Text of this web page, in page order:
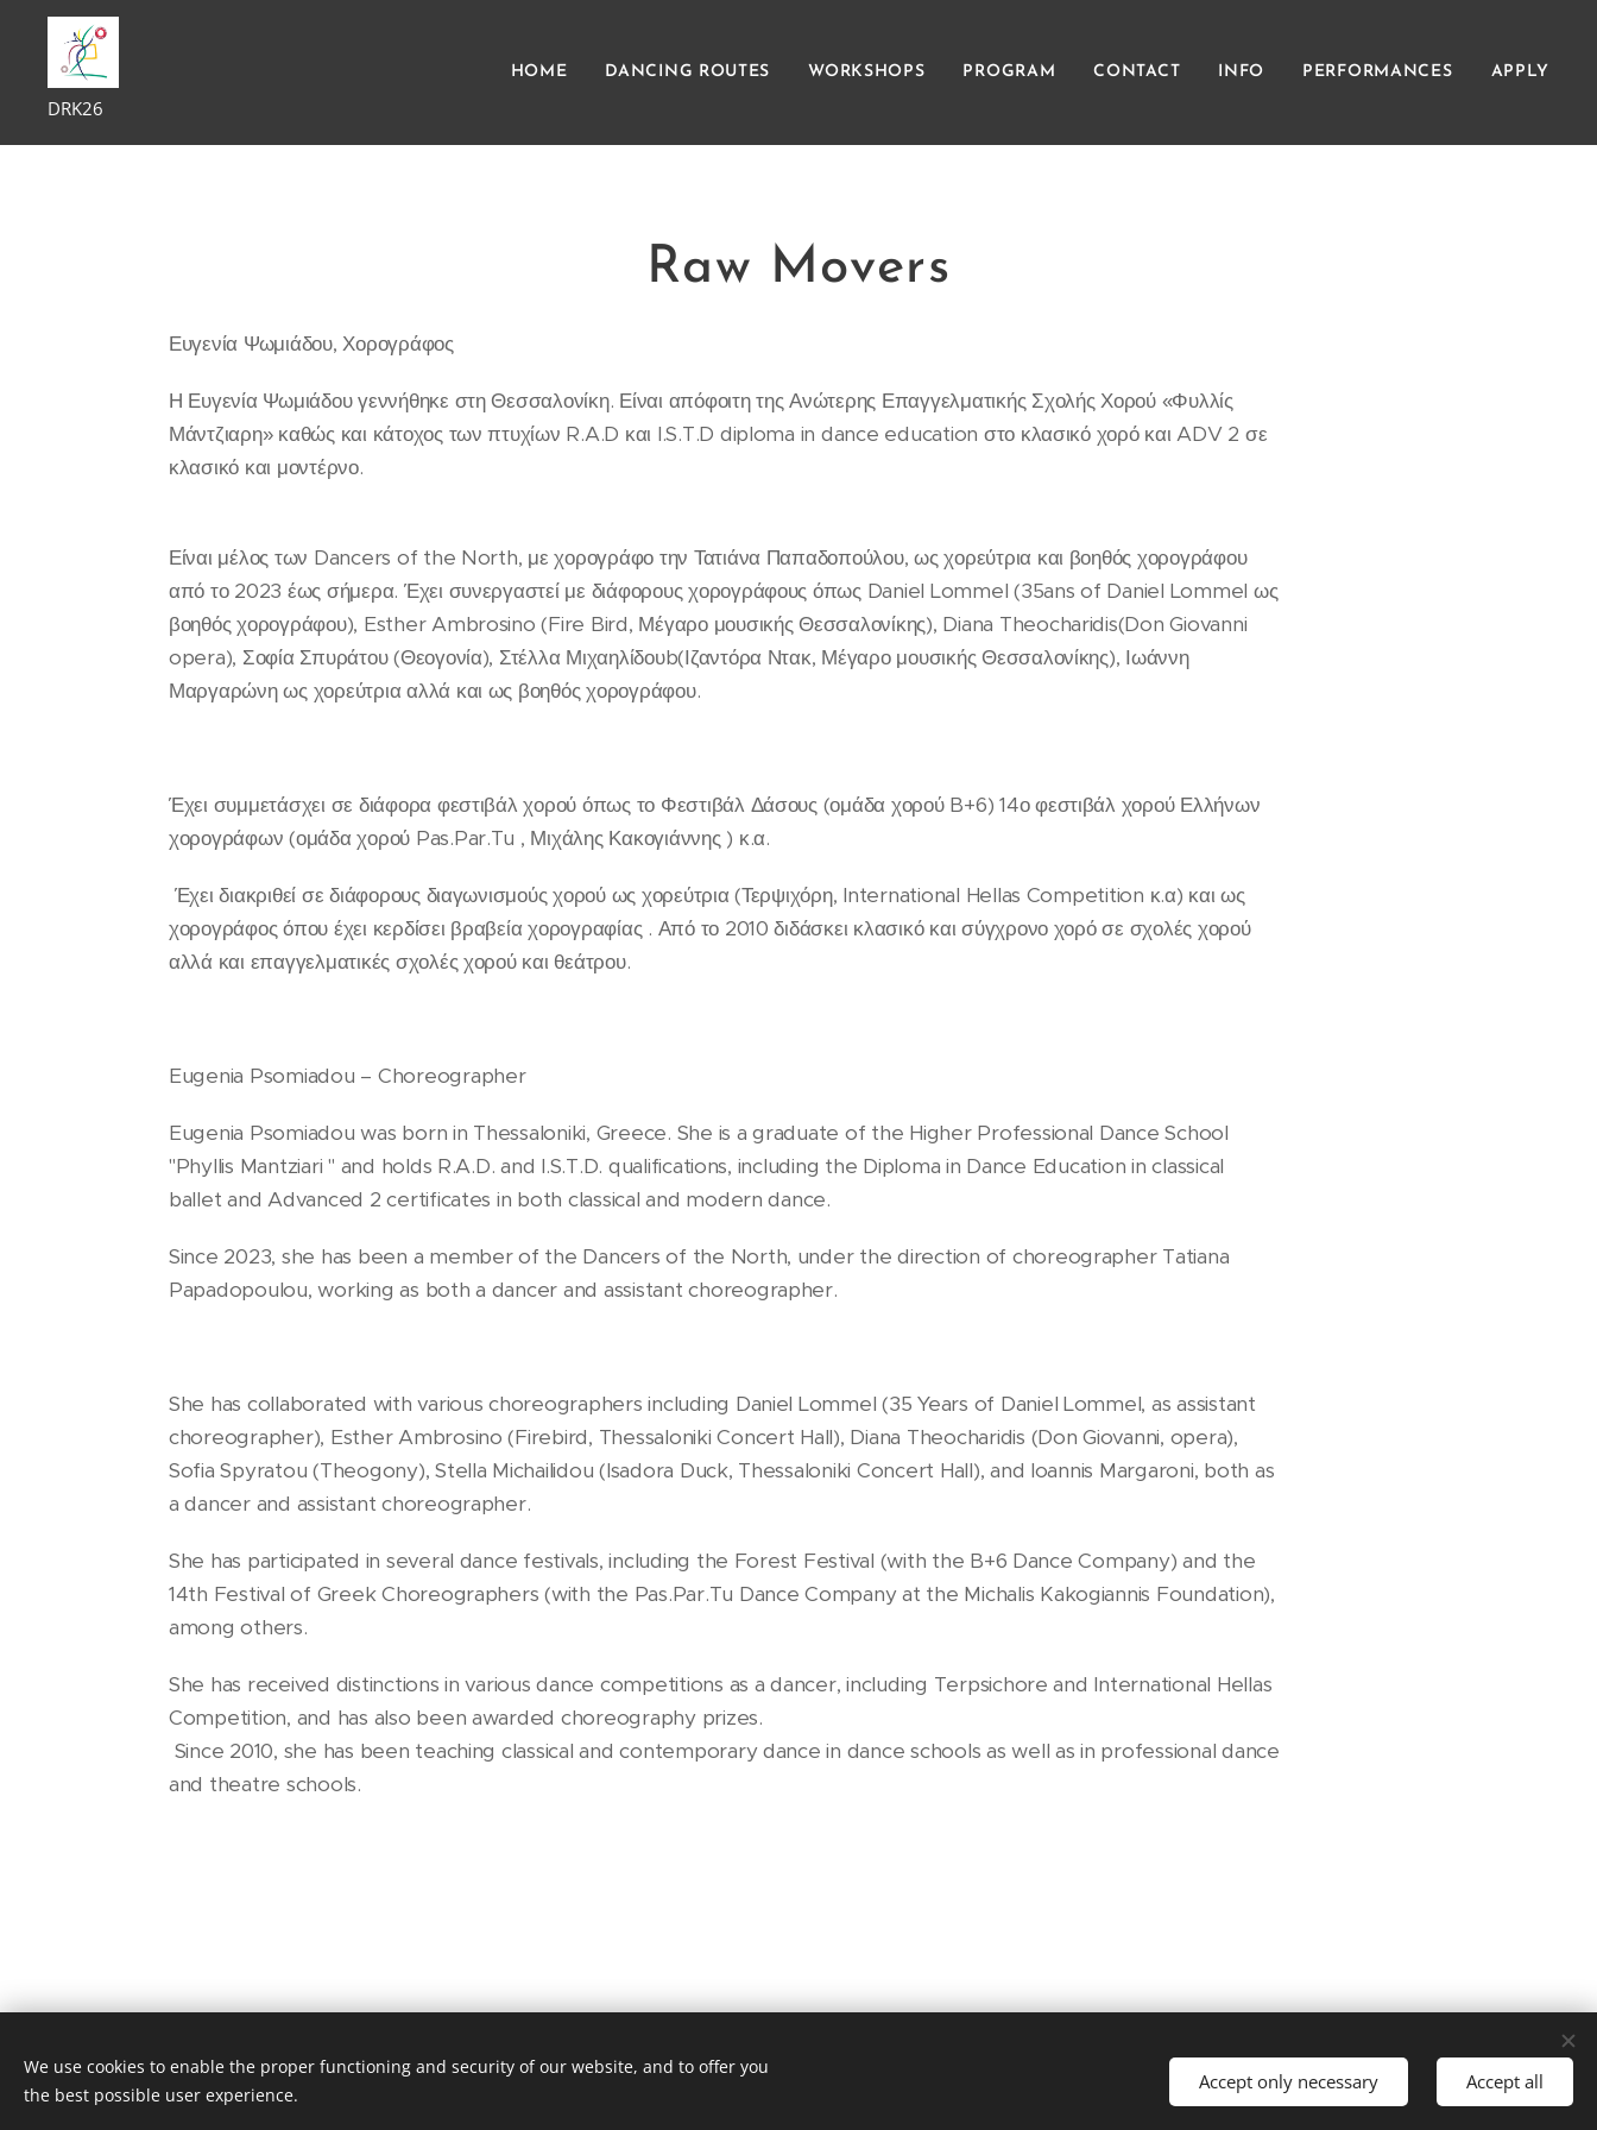
DRK26
HOME DANCING ROUTES WORKSHOPS PROGRAM CONTACT INFO PERFORMANCES APPLY
Raw Movers
Ευγενία Ψωμιάδου, Χορογράφος
Η Ευγενία Ψωμιάδου γεννήθηκε στη Θεσσαλονίκη. Είναι απόφοιτη της Ανώτερης Επαγγελματικής Σχολής Χορού «Φυλλίς
Μάντζιαρη» καθώς και κάτοχος των πτυχίων R.A.D και I.S.T.D diploma in dance education στο κλασικό χορό και ADV 2 σε
κλασικό και μοντέρνο.
Είναι μέλος των Dancers of the North, με χορογράφο την Τατιάνα Παπαδοπούλου, ως χορεύτρια και βοηθός χορογράφου
από το 2023 έως σήμερα. Έχει συνεργαστεί με διάφορους χορογράφους όπως Daniel Lommel (35ans of Daniel Lommel ως
βοηθός χορογράφου), Esther Ambrosino (Fire Bird, Μέγαρο μουσικής Θεσσαλονίκης), Diana Theocharidis(Don Giovanni
opera), Σοφία Σπυράτου (Θεογονία), Στέλλα Μιχαηλίδουb(Ιζαντόρα Ντακ, Μέγαρο μουσικής Θεσσαλονίκης), Ιωάννη
Μαργαρώνη ως χορεύτρια αλλά και ως βοηθός χορογράφου.
Έχει συμμετάσχει σε διάφορα φεστιβάλ χορού όπως το Φεστιβάλ Δάσους (ομάδα χορού B+6) 14ο φεστιβάλ χορού Ελλήνων
χορογράφων (ομάδα χορού Pas.Par.Tu , Μιχάλης Κακογιάννης ) κ.α.
Έχει διακριθεί σε διάφορους διαγωνισμούς χορού ως χορεύτρια (Τερψιχόρη, International Hellas Competition κ.α) και ως
χορογράφος όπου έχει κερδίσει βραβεία χορογραφίας . Από το 2010 διδάσκει κλασικό και σύγχρονο χορό σε σχολές χορού
αλλά και επαγγελματικές σχολές χορού και θεάτρου.
Eugenia Psomiadou – Choreographer
Eugenia Psomiadou was born in Thessaloniki, Greece. She is a graduate of the Higher Professional Dance School
"Phyllis Mantziari " and holds R.A.D. and I.S.T.D. qualifications, including the Diploma in Dance Education in classical
ballet and Advanced 2 certificates in both classical and modern dance.
Since 2023, she has been a member of the Dancers of the North, under the direction of choreographer Tatiana
Papadopoulou, working as both a dancer and assistant choreographer.
She has collaborated with various choreographers including Daniel Lommel (35 Years of Daniel Lommel, as assistant
choreographer), Esther Ambrosino (Firebird, Thessaloniki Concert Hall), Diana Theocharidis (Don Giovanni, opera),
Sofia Spyratou (Theogony), Stella Michailidou (Isadora Duck, Thessaloniki Concert Hall), and Ioannis Margaroni, both as
a dancer and assistant choreographer.
She has participated in several dance festivals, including the Forest Festival (with the B+6 Dance Company) and the
14th Festival of Greek Choreographers (with the Pas.Par.Tu Dance Company at the Michalis Kakogiannis Foundation),
among others.
She has received distinctions in various dance competitions as a dancer, including Terpsichore and International Hellas
Competition, and has also been awarded choreography prizes.
Since 2010, she has been teaching classical and contemporary dance in dance schools as well as in professional dance
and theatre schools.
Dancing Routes Komotini
We use cookies to enable the proper functioning and security of our website, and to offer you
the best possible user experience.
Accept only necessary Accept all